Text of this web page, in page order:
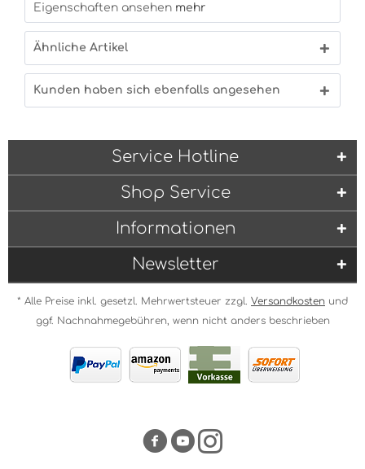
Eigenschaften ansehen mehr
Ähnliche Artikel
Kunden haben sich ebenfalls angesehen
Service Hotline
Shop Service
Informationen
Newsletter
* Alle Preise inkl. gesetzl. Mehrwertsteuer zzgl. Versandkosten und
ggf. Nachnahmegebühren, wenn nicht anders beschrieben